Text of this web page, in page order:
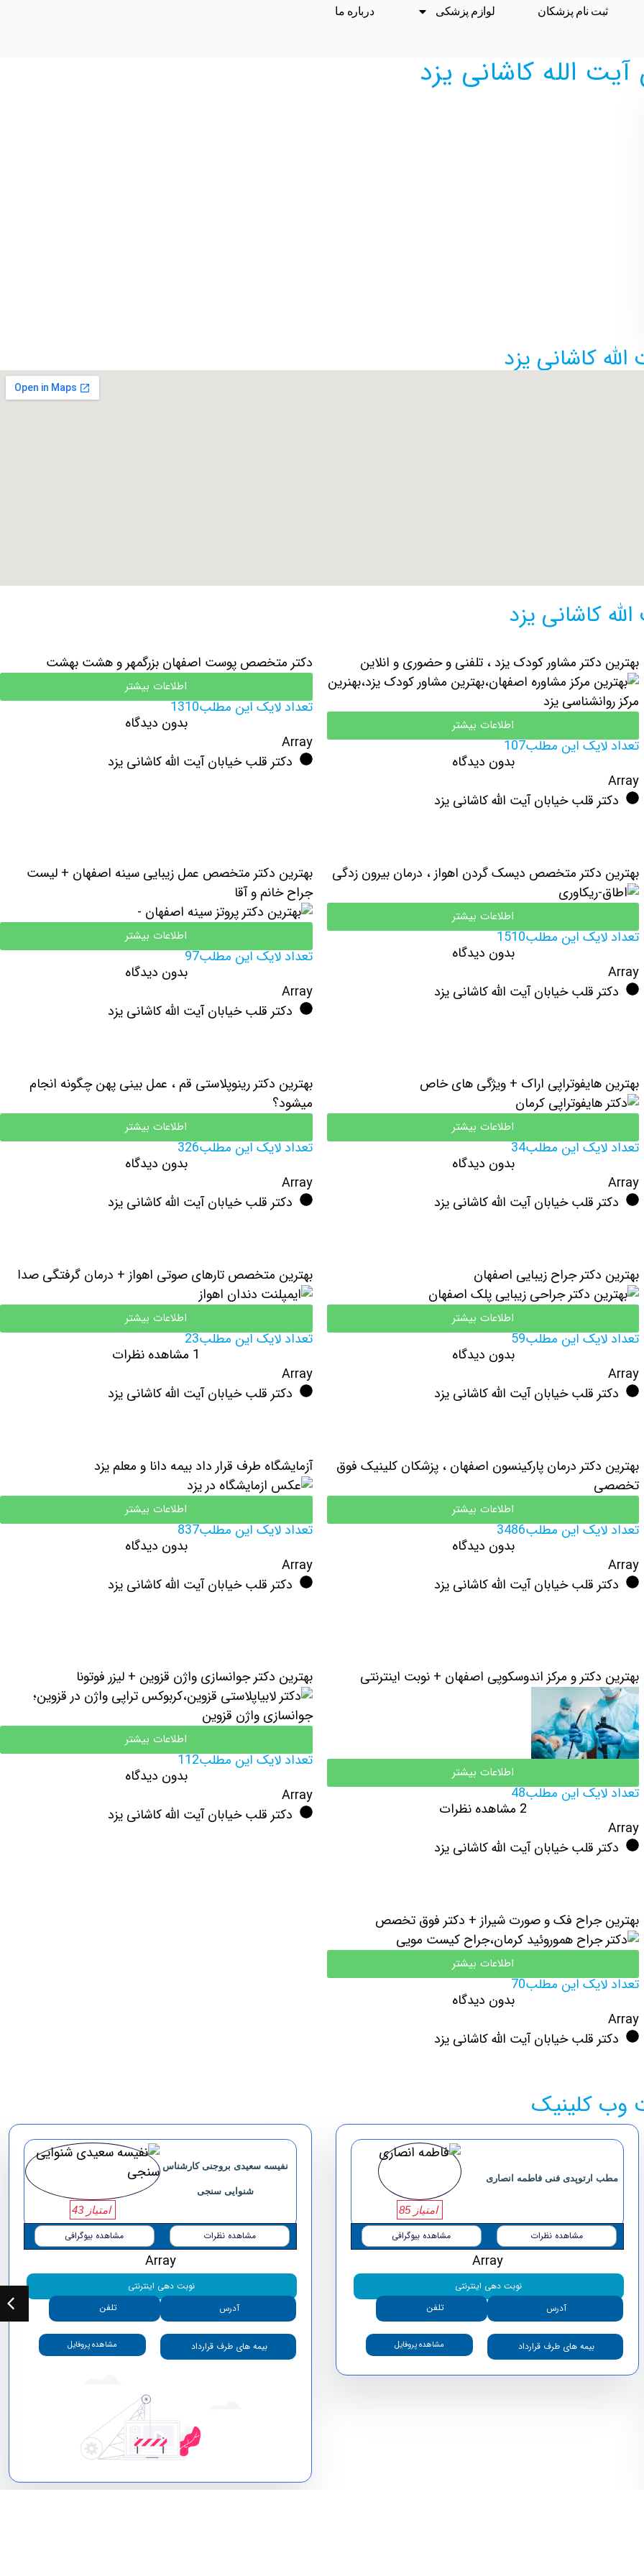
ثبت نام پزشکان لوازم پزشکی درباره ما
الله کاشانی یزد
کاشانی یزد
کاشانی یزد
بهترین دکتر مشاور کودک یزد ، تلفنی و حضوری و انلاین
اطلاعات بیشتر
تعداد لایک این مطلب107
بدون دیدگاه
Array
دکتر قلب خیابان آیت الله کاشانی یزد
دکتر متخصص پوست اصفهان بزرگمهر و هشت بهشت
اطلاعات بیشتر
تعداد لایک این مطلب1310
بدون دیدگاه
Array
دکتر قلب خیابان آیت الله کاشانی یزد
بهترین دکتر متخصص دیسک گردن اهواز ، درمان بیرون زدگی
اطلاعات بیشتر
تعداد لایک این مطلب1510
بدون دیدگاه
Array
دکتر قلب خیابان آیت الله کاشانی یزد
بهترین دکتر متخصص عمل زیبایی سینه اصفهان + لیست
جراح خانم و آقا
اطلاعات بیشتر
تعداد لایک این مطلب97
بدون دیدگاه
Array
دکتر قلب خیابان آیت الله کاشانی یزد
بهترین هایفوتراپی اراک + ویژگی های خاص
اطلاعات بیشتر
تعداد لایک این مطلب34
بدون دیدگاه
Array
دکتر قلب خیابان آیت الله کاشانی یزد
بهترین دکتر رینوپلاستی قم ، عمل بینی پهن چگونه انجام
میشود؟
اطلاعات بیشتر
تعداد لایک این مطلب326
بدون دیدگاه
Array
دکتر قلب خیابان آیت الله کاشانی یزد
بهترین دکتر جراح زیبایی اصفهان
اطلاعات بیشتر
تعداد لایک این مطلب59
بدون دیدگاه
Array
دکتر قلب خیابان آیت الله کاشانی یزد
بهترین متخصص تارهای صوتی اهواز + درمان گرفتگی صدا
اطلاعات بیشتر
تعداد لایک این مطلب23
1 مشاهده نظرات
Array
دکتر قلب خیابان آیت الله کاشانی یزد
بهترین دکتر درمان پارکینسون اصفهان ، پزشکان کلینیک فوق
تخصصی
اطلاعات بیشتر
تعداد لایک این مطلب3486
بدون دیدگاه
Array
دکتر قلب خیابان آیت الله کاشانی یزد
آزمایشگاه طرف قرار داد بیمه دانا و معلم یزد
اطلاعات بیشتر
تعداد لایک این مطلب837
بدون دیدگاه
Array
دکتر قلب خیابان آیت الله کاشانی یزد
بهترین دکتر و مرکز اندوسکوپی اصفهان + نوبت اینترنتی
اطلاعات بیشتر
تعداد لایک این مطلب48
2 مشاهده نظرات
Array
دکتر قلب خیابان آیت الله کاشانی یزد
بهترین دکتر جوانسازی واژن قزوین + لیزر فوتونا
اطلاعات بیشتر
تعداد لایک این مطلب112
بدون دیدگاه
Array
دکتر قلب خیابان آیت الله کاشانی یزد
بهترین جراح فک و صورت شیراز + دکتر فوق تخصص
اطلاعات بیشتر
تعداد لایک این مطلب70
بدون دیدگاه
Array
دکتر قلب خیابان آیت الله کاشانی یزد
وب کلینیک
مطب ارتوپدی فنی فاطمه انصاری
امتیاز 85
مشاهده نظرات مشاهده بیوگرافی
Array
نوبت دهی اینترنتی
آدرس
تلفن
بیمه های طرف قرارداد مشاهده پروفایل
نفیسه سعیدی بروجنی کارشناس
شنوایی سنجی
امتیاز 43
مشاهده نظرات مشاهده بیوگرافی
Array
نوبت دهی اینترنتی
آدرس
تلفن
بیمه های طرف قرارداد مشاهده پروفایل